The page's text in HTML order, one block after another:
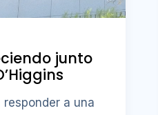
junto
responder a una